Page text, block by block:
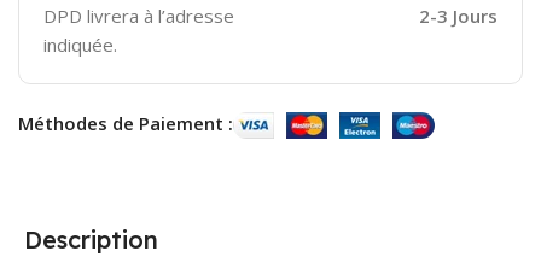
DPD livrera à l’adresse
indiquée.
2-3 Jours
Méthodes de Paiement :
Description